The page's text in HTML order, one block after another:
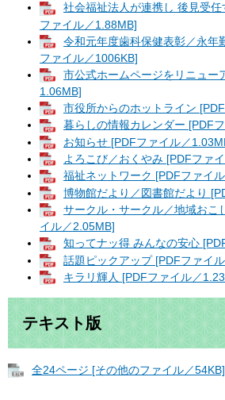
社会福祉法人が連携し 後見受
ファイル／1.88MB]
令和元年度歯科保健表彰／永年
ファイル／1006KB]
市公式ホームページをリニュー
1.06MB]
市役所からのホットライン
暮らしの情報カレンダー [PDF
お知らせ [PDFファイル／
よろこび／おくやみ [PDFファ
福祉ネットワーク [PDFファイ
博物館だより／図書館だより
サークル・サークル／地域おこ
イル／2.05MB]
知ってナッ得 みんなの安心
話題ピックアップ [PDFファイ
キラリ輝人 [PDFファイル／
テキスト版
全24ページ [その他のファイル／54KB]